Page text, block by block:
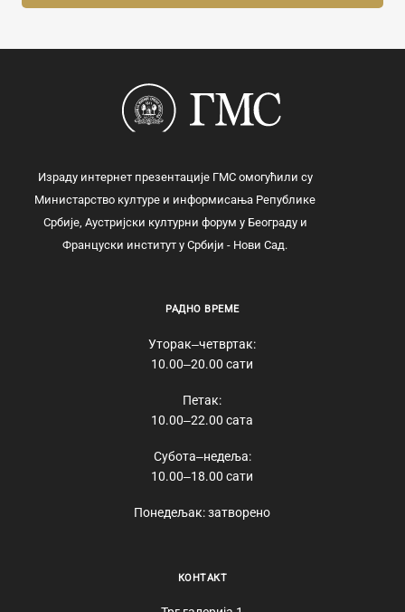
Израду интернет презентације ГМС омогућили су
Министарство културе и информисања Републике
Србије, Аустријски културни форум у Београду и
Француски институт у Србији - Нови Сад.
РАДНО ВРЕМЕ
Уторак‒четвртак:
10.00‒20.00 сати
Петак:
10.00‒22.00 сата
Субота‒недеља:
10.00‒18.00 сати
Понедељак: затворено
КОНТАКТ